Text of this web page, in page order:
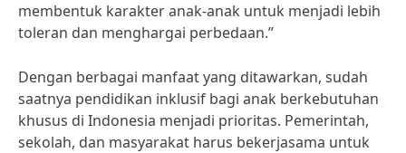
membentuk karakter anak-anak untuk menjadi lebih
toleran dan menghargai perbedaan.”
Dengan berbagai manfaat yang ditawarkan, sudah
saatnya pendidikan inklusif bagi anak berkebutuhan
khusus di Indonesia menjadi prioritas. Pemerintah,
sekolah, dan masyarakat harus bekerjasama untuk